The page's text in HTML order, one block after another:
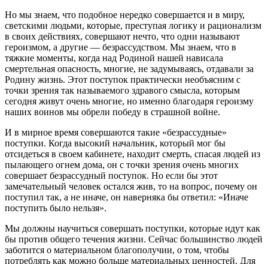
Но мы знаем, что подобное нередко совершается и в миру,
светскими людьми, которые, преступая логику и рационализм
в своих действиях, совершают нечто, что одни называют
героизмом, а другие — безрассудством. Мы знаем, что в
тяжкие моменты, когда над Родиной нашей нависала
смертельная опасность, многие, не задумываясь, отдавали за
Родину жизнь. Этот поступок практически необъясним с
точки зрения так называемого здравого смысла, которым
сегодня живут очень многие, но именно благодаря героизму
наших воинов мы обрели победу в страшной войне.
И в мирное время совершаются такие «безрассудные»
поступки. Когда высокий начальник, который мог бы
отсидеться в своем кабинете, находит смерть, спасая людей из
пылающего огнем дома, он с точки зрения очень многих
совершает безрассудный поступок. Но если бы этот
замечательный человек остался жив, то на вопрос, почему он
поступил так, а не иначе, он наверняка бы ответил: «Иначе
поступить было нельзя».
Мы должны научиться совершать поступки, которые идут как
бы против общего течения жизни. Сейчас большинство людей
заботится о материальном благополучии, о том, чтобы
потреблять как можно больше материальных ценностей. Для